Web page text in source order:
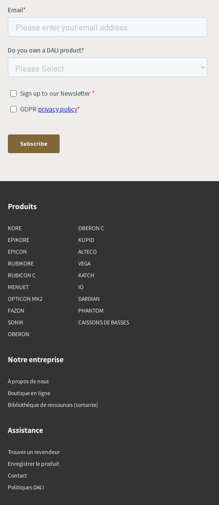
Produits
KORE
EPIKORE
EPICON
RUBIKORE
RUBICON C
MENUET
OPTICON MK2
FAZON
SONIK
OBERON
OBERON C
KUPID
ALTECO
VEGA
KATCH
IO
GARDIAN
PHANTOM
CAISSONS DE BASSES
Notre entreprise
À propos de nous
Boutique en ligne
Bibliothèque de ressources (sortante)
Assistance
Trouver un revendeur
Enregistrer le produit
Contact
Politiques DALI